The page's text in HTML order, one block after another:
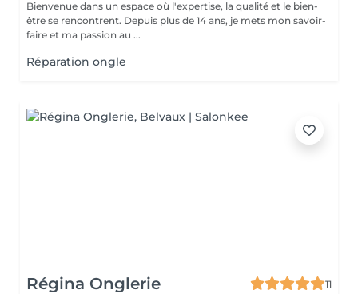
Bienvenue dans un espace où l'expertise, la qualité et le bien-
être se rencontrent. Depuis plus de 14 ans, je mets mon savoir-
faire et ma passion au ...
Réparation ongle
Régina Onglerie
11